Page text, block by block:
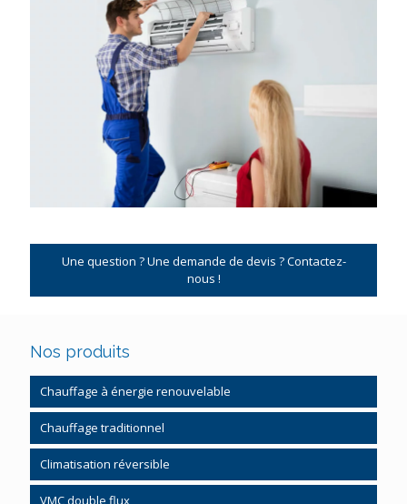
Une question ? Une demande de devis ? Contactez-
nous !
Nos produits
Chauffage à énergie renouvelable
Pompe à chaleur
Pompe à chaleur système gainable
Chauffe-eau thermodynamique
Chauffage traditionnel
Chauffage gaz et fioul
Régulation chauffage
Climatisation réversible
VMC double flux